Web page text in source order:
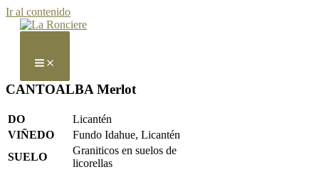
Ir al contenido
CANTOALBA Merlot
DO
Licantén
VIÑEDO
Fundo Idahue, Licantén
SUELO
Graniticos en suelos de
licorellas